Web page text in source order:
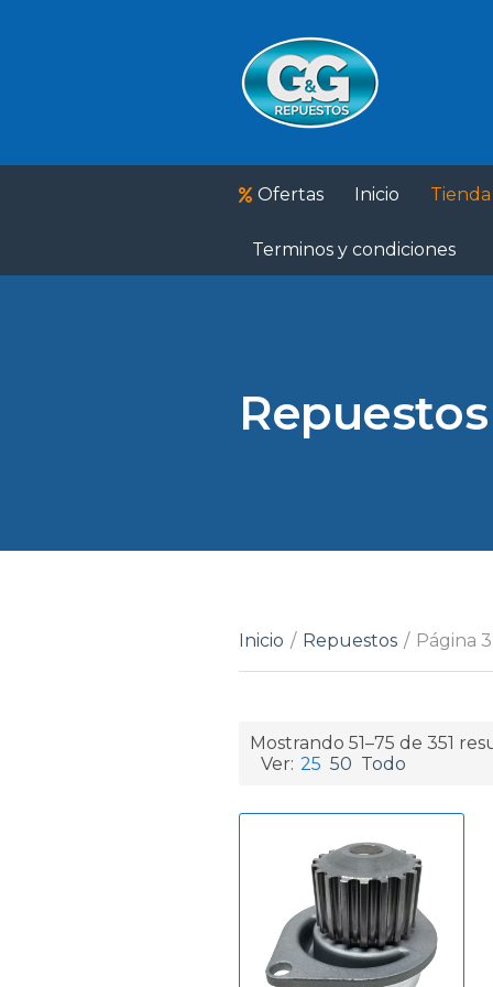
Ofertas Inicio Tienda
Terminos y condiciones
Repuestos
Inicio / Repuestos / Página 3
Mostrando 51–75 de 351
Ver: 25 50 Todo